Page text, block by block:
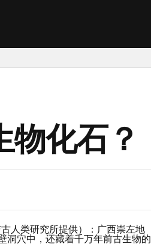
化石？
人类研究所提供）：广西崇左地
洞穴中，还藏着千万年前古生物的